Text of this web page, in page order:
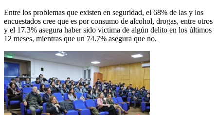
Entre los problemas que existen en seguridad, el 68% de las y los
encuestados cree que es por consumo de alcohol, drogas, entre otros
y el 17.3% asegura haber sido víctima de algún delito en los últimos
12 meses, mientras que un 74.7% asegura que no.